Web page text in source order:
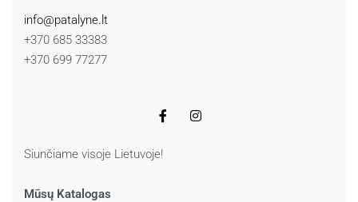
info@patalyne.lt
+370 685 33383
+370 699 77277
Siunčiame visoje Lietuvoje!
Mūsų Katalogas